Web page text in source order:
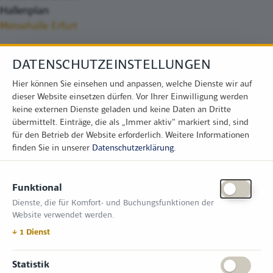
Hallenplan
Messehalle Erfurt
Zimper Media GmbH
Reinhardtstr. 31, 10117 Berlin
Tel.: +49 (0) 30 814 50 12 600
office@kommunal.de
ÖFFNUNGSZEITEN MESSE
DATENSCHUTZEINSTELLUNGEN
Hier können Sie einsehen und anpassen, welche Dienste wir auf
dieser Website einsetzen dürfen. Vor Ihrer Einwilligung werden
keine externen Dienste geladen und keine Daten an Dritte
übermittelt. Einträge, die als „Immer aktiv" markiert sind, sind
für den Betrieb der Website erforderlich. Weitere Informationen
finden Sie in unserer Datenschutzerklärung.
Funktional
Dienste, die für Komfort- und Buchungsfunktionen der
Website verwendet werden.
↓ 1 Dienst
Statistik